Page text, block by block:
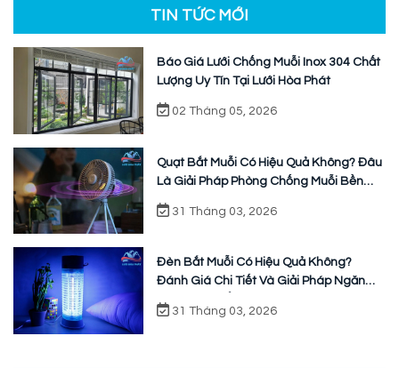
TIN TỨC MỚI
Báo Giá Lưới Chống Muỗi Inox 304 Chất
Lượng Uy Tín Tại Lưới Hòa Phát
02 Tháng 05, 2026
Quạt Bắt Muỗi Có Hiệu Quả Không? Đâu
Là Giải Pháp Phòng Chống Muỗi Bền
31 Tháng 03, 2026
Đèn Bắt Muỗi Có Hiệu Quả Không?
Đánh Giá Chi Tiết Và Giải Pháp Ngăn
Chặn Triệt Để
31 Tháng 03, 2026